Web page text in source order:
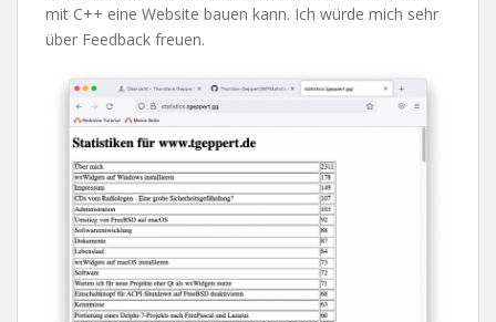
mit C++ eine Website bauen kann. Ich würde mich sehr
über Feedback freuen.